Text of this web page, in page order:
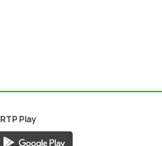
RTP Play